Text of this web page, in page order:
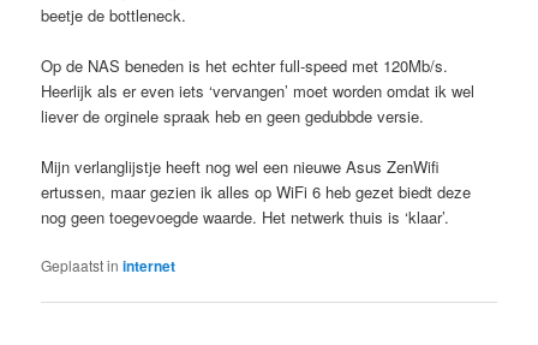
beetje de bottleneck.
Op de NAS beneden is het echter full-speed met 120Mb/s.
Heerlijk als er even iets ‘vervangen’ moet worden omdat ik wel
liever de orginele spraak heb en geen gedubbde versie.
Mijn verlanglijstje heeft nog wel een nieuwe Asus ZenWifi
ertussen, maar gezien ik alles op WiFi 6 heb gezet biedt deze
nog geen toegevoegde waarde. Het netwerk thuis is ‘klaar’.
Geplaatst in internet